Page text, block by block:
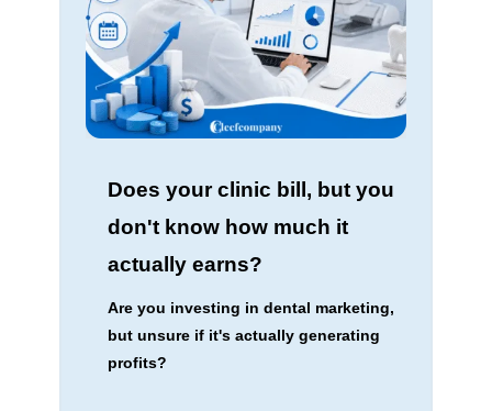
Does your clinic bill, but you
don't know how much it
actually earns?
Are you investing in dental marketing,
but unsure if it's actually generating
profits?